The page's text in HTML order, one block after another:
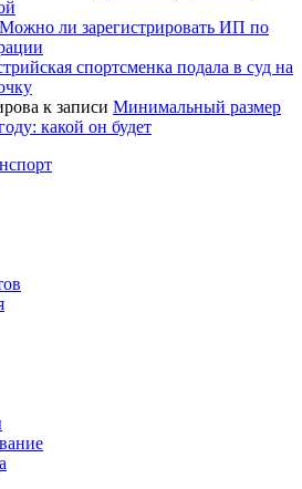
Можно ли зарегистрировать ИП по
спортсменка подала в суд на
к записи Минимальный размер
какой он будет